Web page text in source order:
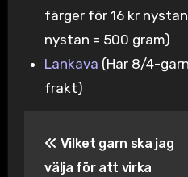
färger för 16 kr
nystan = 500 gram)
Lankava (Har 8/4-
frakt)
Vilket garn ska jag
välja för att virka